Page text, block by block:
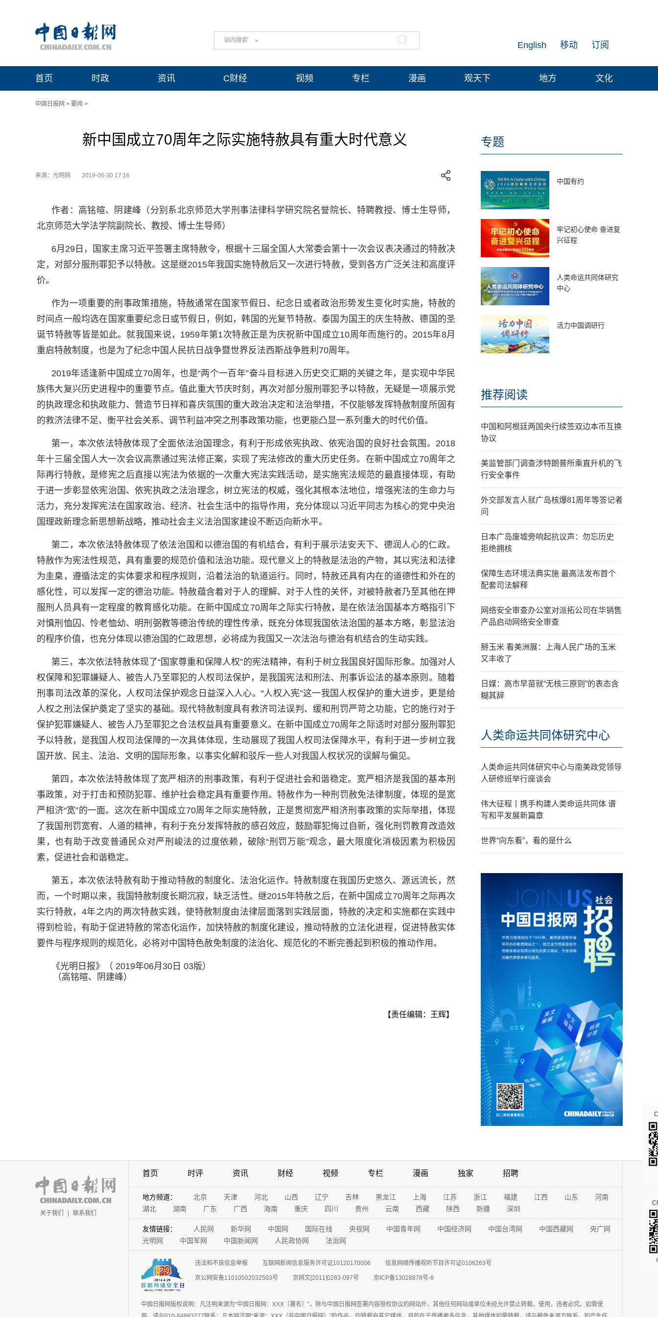
站内搜索 订阅
移动
English
首页 时政 资讯 C财经 视频 专栏 漫画 观天下 地方 文化
中国日报网 > 要闻 >
新中国成立70周年之际实施特赦具有重大时代意义
来源：光明网 2019-06-30 17:16
作者：高铭暄、阴建峰（分别系北京师范大学刑事法律科学研究院名誉院长、特聘教授、博士生导师，
北京师范大学法学院副院长、教授、博士生导师）
6月29日，国家主席习近平签署主席特赦令，根据十三届全国人大常委会第十一次会议表决通过的特赦决
定，对部分服刑罪犯予以特赦。这是继2015年我国实施特赦后又一次进行特赦，受到各方广泛关注和高度评
价。
作为一项重要的刑事政策措施，特赦通常在国家节假日、纪念日或者政治形势发生变化时实施，特赦的
时间点一般均选在国家重要纪念日或节假日，例如，韩国的光复节特赦、泰国为国王的庆生特赦、德国的圣
诞节特赦等皆是如此。就我国来说，1959年第1次特赦正是为庆祝新中国成立10周年而施行的。2015年8月
重启特赦制度，也是为了纪念中国人民抗日战争暨世界反法西斯战争胜利70周年。
2019年适逢新中国成立70周年，也是“两个一百年”奋斗目标进入历史交汇期的关键之年，是实现中华民
族伟大复兴历史进程中的重要节点。值此重大节庆时刻，再次对部分服刑罪犯予以特赦，无疑是一项展示党
的执政理念和执政能力、营造节日祥和喜庆氛围的重大政治决定和法治举措，不仅能够发挥特赦制度所固有
的救济法律不足、衡平社会关系、调节利益冲突之刑事政策功能，也更能凸显一系列重大的时代价值。
第一，本次依法特赦体现了全面依法治国理念，有利于形成依宪执政、依宪治国的良好社会氛围。2018
年十三届全国人大一次会议高票通过宪法修正案，实现了宪法修改的重大历史任务。在新中国成立70周年之
际再行特赦，是修宪之后直接以宪法为依据的一次重大宪法实践活动，是实施宪法规范的最直接体现，有助
于进一步彰显依宪治国、依宪执政之法治理念，树立宪法的权威，强化其根本法地位，增强宪法的生命力与
活力，充分发挥宪法在国家政治、经济、社会生活中的指导作用，充分体现以习近平同志为核心的党中央治
国理政新理念新思想新战略，推动社会主义法治国家建设不断迈向新水平。
第二，本次依法特赦体现了依法治国和以德治国的有机结合，有利于展示法安天下、德润人心的仁政。
特赦作为宪法性规范，具有重要的规范价值和法治功能。现代意义上的特赦是法治的产物，其以宪法和法律
为圭臬，遵循法定的实体要求和程序规则，沿着法治的轨道运行。同时，特赦还具有内在的道德性和外在的
感化性，可以发挥一定的德治功能。特赦蕴含着对于人的理解、对于人性的关怀，对被特赦者乃至其他在押
服刑人员具有一定程度的教育感化功能。在新中国成立70周年之际实行特赦，是在依法治国基本方略指引下
对慎刑恤囚、怜老恤幼、明刑弼教等德治传统的理性传承，既充分体现我国依法治国的基本方略，彰显法治
的程序价值，也充分体现以德治国的仁政思想，必将成为我国又一次法治与德治有机结合的生动实践。
第三，本次依法特赦体现了“国家尊重和保障人权”的宪法精神，有利于树立我国良好国际形象。加强对人
权保障和犯罪嫌疑人、被告人乃至罪犯的人权司法保护，是我国宪法和刑法、刑事诉讼法的基本原则。随着
刑事司法改革的深化，人权司法保护观念日益深入人心。“人权入宪”这一我国人权保护的重大进步，更是给
人权之刑法保护奠定了坚实的基础。现代特赦制度具有救济司法误判、缓和刑罚严苛之功能，它的施行对于
保护犯罪嫌疑人、被告人乃至罪犯之合法权益具有重要意义。在新中国成立70周年之际适时对部分服刑罪犯
予以特赦，是我国人权司法保障的一次具体体现，生动展现了我国人权司法保障水平，有利于进一步树立我
国开放、民主、法治、文明的国际形象，以事实化解和驳斥一些人对我国人权状况的误解与偏见。
第四，本次依法特赦体现了宽严相济的刑事政策，有利于促进社会和谐稳定。宽严相济是我国的基本刑
事政策，对于打击和预防犯罪、维护社会稳定具有重要作用。特赦作为一种刑罚赦免法律制度，体现的是宽
严相济“宽”的一面。这次在新中国成立70周年之际实施特赦，正是贯彻宽严相济刑事政策的实际举措，体现
了我国刑罚宽宥、人道的精神，有利于充分发挥特赦的感召效应，鼓励罪犯悔过自新，强化刑罚教育改造效
果，也有助于改变普通民众对严刑峻法的过度依赖，破除“刑罚万能”观念，最大限度化消极因素为积极因
素，促进社会和谐稳定。
第五，本次依法特赦有助于推动特赦的制度化、法治化运作。特赦制度在我国历史悠久、源远流长，然
而，一个时期以来，我国特赦制度长期沉寂，缺乏活性。继2015年特赦之后，在新中国成立70周年之际再次
实行特赦，4年之内的两次特赦实践，使特赦制度由法律层面落到实践层面，特赦的决定和实施都在实践中
得到检验，有助于促进特赦的常态化运作，加快特赦的制度化建设，推动特赦的立法化进程，促进特赦实体
要件与程序规则的规范化，必将对中国特色赦免制度的法治化、规范化的不断完善起到积极的推动作用。
《光明日报》（ 2019年06月30日 03版）
（高铭暄、阴建峰）
【责任编辑：王辉】
专题
中国有约
牢记初心使命 奋进复
兴征程
人类命运共同体研究
中心
活力中国调研行
推荐阅读
中国和阿根廷两国央行续签双边本币互换
协议
美监管部门调查涉特朗普所乘直升机的飞
行安全事件
外交部发言人就广岛核爆81周年等答记者
问
日本广岛废墟旁响起抗议声：勿忘历史
拒绝拥核
保障生态环境法典实施 最高法发布首个
配套司法解释
网络安全审查办公室对派拓公司在华销售
产品启动网络安全审查
掰玉米 看美洲展：上海人民广场的玉米
又丰收了
日媒：高市早苗就“无核三原则”的表态含
糊其辞
人类命运共同体研究中心
人类命运共同体研究中心与南美政党领导
人研修班举行座谈会
伟大征程丨携手构建人类命运共同体 谱
写和平发展新篇章
世界“向东看”，看的是什么
关于我们 | 联系我们
首页 时评 资讯 财经 视频 专栏 漫画 独家 招聘
地方频道： 北京 天津 河北 山西 辽宁 吉林 黑龙江 上海 江苏 浙江 福建 江西 山东
河南
湖北
湖南 广东 广西 海南 重庆 四川 贵州 云南 西藏 陕西 新疆 深圳
友情链接： 人民网 新华网 中国网 国际在线 央视网 中国青年网 中国经济网 中国台湾网 中国西藏网
央广网
光明网
中国军网 中国新闻网 人民政协网 法治网
违法和不良信息举报 互联网新闻信息服务许可证10120170006 信息网络传播视听节目许可证0108263号
京公网安备11010502032503号 京网文[2011]0283-097号 京ICP备13028878号-6
中国日报网版权说明：凡注明来源为“中国日报网：XXX（署名）”，除与中国日报网签署内容授权协议的网站外，其他任何网站或单位未经允许禁止转载、使用，违者必究。如需使